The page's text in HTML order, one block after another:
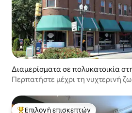
Διαμερίσματα σε πολυκατοικία
dianapolis
Περπατήστε μέχρι τη νυχτερινή
Επιλογή επισκεπτών